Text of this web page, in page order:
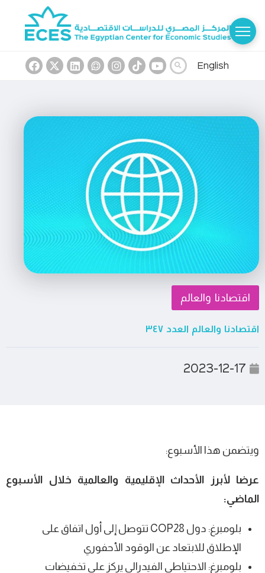
English
اقتصادنا والعالم
اقتصادنا والعالم العدد ٣٤٧
ويتضمن هذا الأسبوع:
عرضا لأبرز الأحداث الإقليمية والعالمية خلال الأسبوع
الماضي:
بلومبرغ: دول COP28 تتوصل إلى أول اتفاق على
الإطلاق للابتعاد عن الوقود الأحفوري
بلومبرغ: الاحتياطي الفيدرالي يركز على تخفيضات